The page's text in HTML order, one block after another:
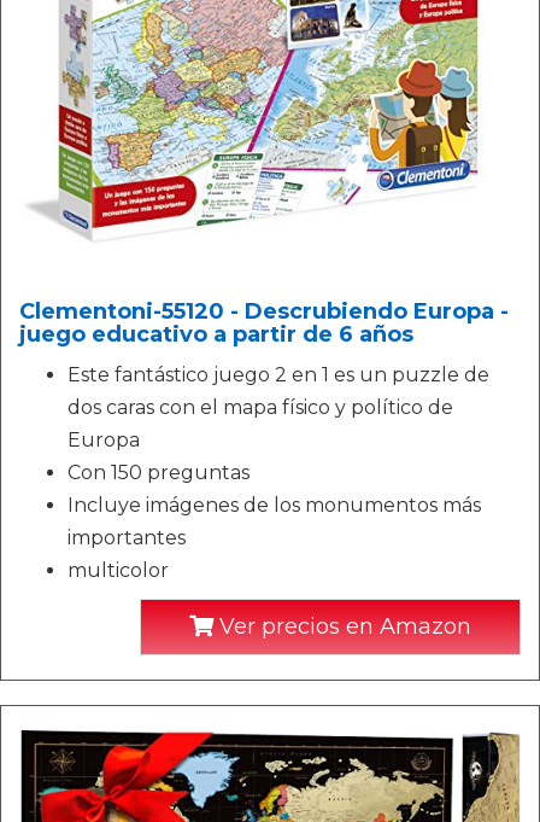
Clementoni-55120 - Descrubiendo Europa -
juego educativo a partir de 6 años
Este fantástico juego 2 en 1 es un puzzle de
dos caras con el mapa físico y político de
Europa
Con 150 preguntas
Incluye imágenes de los monumentos más
importantes
multicolor
Ver precios en Amazon